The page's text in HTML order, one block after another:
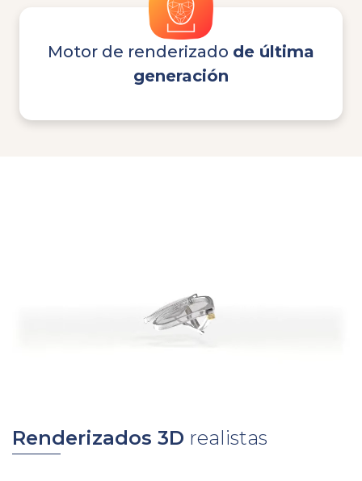
Motor de renderizado de última
generación
Renderizados 3D realistas